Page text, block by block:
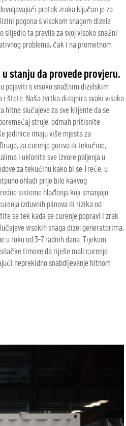
protok zraka ključan je za
pogona s visokom snagom dizela
ta pravila za svoj visoko snažni
problema, čak i na prometnom
stanju da provede provjeru.
pojaviti s visoko snažnim dizelskim
štete. Naša tvrtka dizajnira svaki visoko
slučajeve za sve klijente da se
struje, odmah pritisnite
jedinice imaju više mjesta za
za curenje goriva ili tekućine,
i uklonite sve izvore paljenja u
za tekućinu kako bi se Treće, u
ohladi prije bilo kakvog
sisteme hlađenja koji smanjuju
izduvnih plinova ili rizika od
se tek kada se curenje popravi i zrak
visokih snaga dizel generatorima,
u roku od 3-7 radnih dana. Tijekom
timove da riješe mali curenje
neprekidno snabdijevanje hitnom